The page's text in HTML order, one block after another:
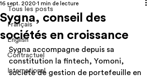
Tous les posts
Français
English
Contractuel
International
Sygna, conseil des
sociétés en croissance
16 sept. 2020 1 min de lecture
Sygna accompagne depuis sa
constitution la fintech, Yomoni,
société de gestion de portefeuille en